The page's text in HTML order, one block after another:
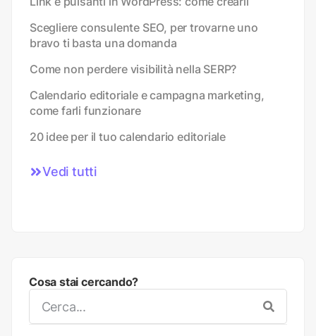
Scegliere consulente SEO, per trovarne uno
bravo ti basta una domanda
Come non perdere visibilità nella SERP?
Calendario editoriale e campagna marketing,
come farli funzionare
20 idee per il tuo calendario editoriale
Vedi tutti
Cosa stai cercando?